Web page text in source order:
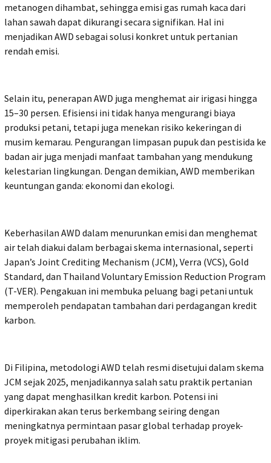
metanogen dihambat, sehingga emisi gas rumah kaca dari
lahan sawah dapat dikurangi secara signifikan. Hal ini
menjadikan AWD sebagai solusi konkret untuk pertanian
rendah emisi.
Selain itu, penerapan AWD juga menghemat air irigasi hingga
15–30 persen. Efisiensi ini tidak hanya mengurangi biaya
produksi petani, tetapi juga menekan risiko kekeringan di
musim kemarau. Pengurangan limpasan pupuk dan pestisida ke
badan air juga menjadi manfaat tambahan yang mendukung
kelestarian lingkungan. Dengan demikian, AWD memberikan
keuntungan ganda: ekonomi dan ekologi.
Keberhasilan AWD dalam menurunkan emisi dan menghemat
air telah diakui dalam berbagai skema internasional, seperti
Japan’s Joint Crediting Mechanism (JCM), Verra (VCS), Gold
Standard, dan Thailand Voluntary Emission Reduction Program
(T-VER). Pengakuan ini membuka peluang bagi petani untuk
memperoleh pendapatan tambahan dari perdagangan kredit
karbon.
Di Filipina, metodologi AWD telah resmi disetujui dalam skema
JCM sejak 2025, menjadikannya salah satu praktik pertanian
yang dapat menghasilkan kredit karbon. Potensi ini
diperkirakan akan terus berkembang seiring dengan
meningkatnya permintaan pasar global terhadap proyek-
proyek mitigasi perubahan iklim.